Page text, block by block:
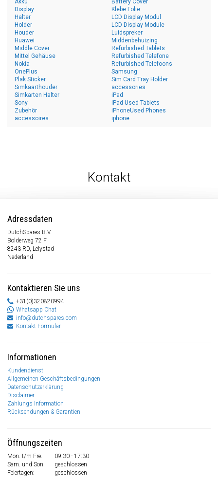
Akku
Battery Cover
Display
Halter
Holder
Houder
Huawei
Klebe Folie
LCD Display Modul
LCD Display Module
Luidspreker
Middenbehuizing
Middle Cover
Mittel Gehäuse
Nokia
OnePlus
Plak Sticker
Refurbished Tablets
Refurbished Telefone
Refurbished Telefoons
Samsung
Sim Card Tray Holder
Simkaarthouder
Simkarten Halter
Sony
Zubehör
accessoires
accessories
iPad
iPad Used Tablets
iPhoneUsed Phones
iphone
Kontakt
Adressdaten
DutchSpares B.V.
Bolderweg 72 F
8243 RD, Lelystad
Nederland
Kontaktieren Sie uns
+31(0)320820994
Whatsapp Chat
info@dutchspares.com
Kontakt Formular
Informationen
Kundendienst
Allgemeinen Geschäftsbedingungen
Datenschutzerklärung
Disclaimer
Zahlungs Information
Rücksendungen & Garantien
Öffnungszeiten
Mon. t/m Fre.
09:30 - 17:30
Sam. und Son.
geschlossen
Feiertagen:
geschlossen